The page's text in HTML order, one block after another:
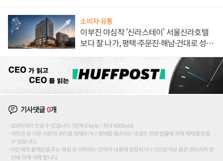
소비자·유통
이부진 야심작 '신라스테이' 서울신라호텔
보다 잘 나가, 평택·주문진·해남·건대로 성
기사댓글0개
200자까지 쓰실 수 있습니다. (현재 0 byte / 최대 400byte)
저작권 등 다른 사람의 권리를 침해하거나 명예를 훼손하는 댓글은 관련 법률에 의해 제재를 받을
수 있습니다.
타인에게 불쾌감을 주는 욕설 등 비하하는 단어가 내용에 포함되거나 인신공격성 글은 관리자의 판
단에 의해 삭제 합니다.